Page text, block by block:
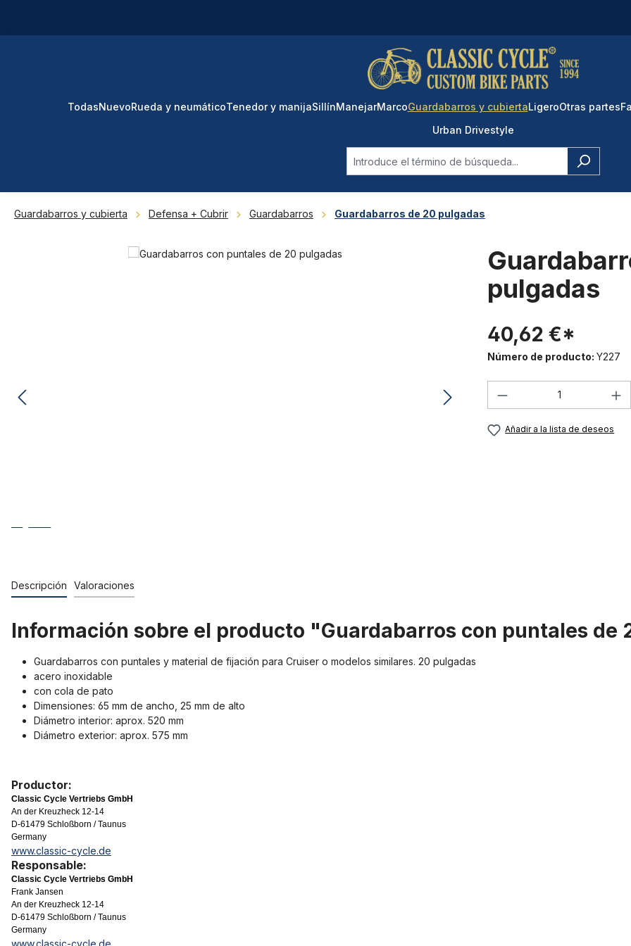
TodasNuevoRueda y neumáticoTenedor y manijaSillínManejarMarcoGuardabarros y cubiertaLigeroOtras partes
Urban Drivestyle
Guardabarros y cubierta Defensa + Cubrir Guardabarros Guardabarros de 20 pulgadas
pulgadas
40,62 €*
Número de producto: Y227
Cantidad del
Añadir a la lista de deseos
Descripción Valoraciones
Información sobre el producto "Guardabarros con puntales de
Guardabarros con puntales y material de fijación para Cruiser o modelos similares. 20 pulgadas
acero inoxidable
con cola de pato
Dimensiones: 65 mm de ancho, 25 mm de alto
Diámetro interior: aprox. 520 mm
Diámetro exterior: aprox. 575 mm
Productor:
Classic Cycle Vertriebs GmbH
An der Kreuzheck 12-14
D-61479 Schloßborn / Taunus
Germany
www.classic-cycle.de
Responsable:
Classic Cycle Vertriebs GmbH
Frank Jansen
An der Kreuzheck 12-14
D-61479 Schloßborn / Taunus
Germany